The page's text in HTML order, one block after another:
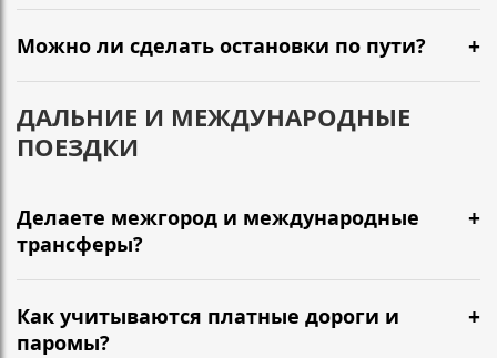
Можно ли сделать остановки по пути?
ДАЛЬНИЕ И МЕЖДУНАРОДНЫЕ
ПОЕЗДКИ
Делаете межгород и международные
трансферы?
Как учитываются платные дороги и
паромы?